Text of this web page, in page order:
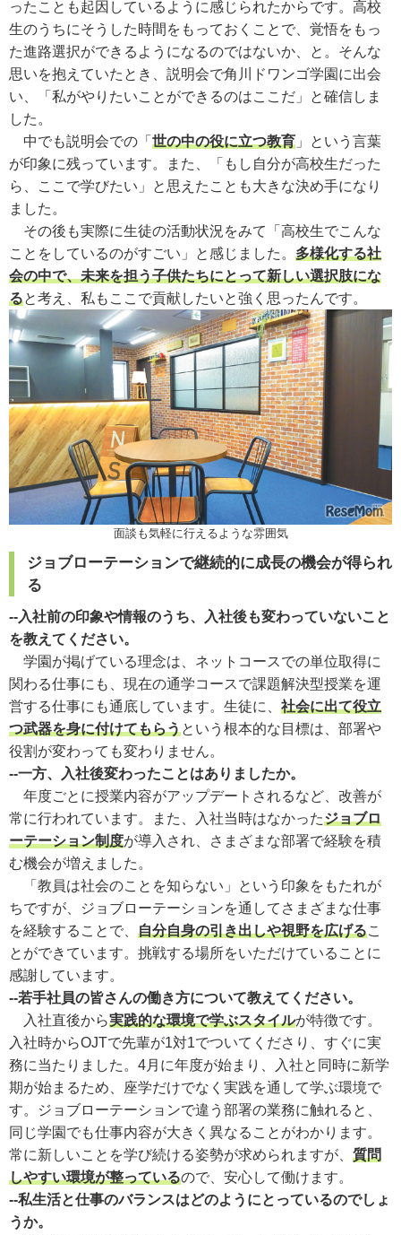
ったことも起因しているように感じられたからです。高校
生のうちにそうした時間をもっておくことで、覚悟をもっ
た進路選択ができるようになるのではないか、と。そんな
思いを抱えていたとき、説明会で角川ドワンゴ学園に出会
い、「私がやりたいことができるのはここだ」と確信しま
した。
中でも説明会での「 世の中の役に立つ教育 」という言葉
が印象に残っています。また、「もし自分が高校生だった
ら、ここで学びたい」と思えたことも大きな決め手になり
ました。
その後も実際に生徒の活動状況をみて「高校生でこんな
ことをしているのがすごい」と感じました。 多様化する社
会の中で、未来を担う子供たちにとって新しい選択肢にな
ると考え、私もここで貢献したいと強く思ったんです。
面談も気軽に行えるような雰囲気
ジョブローテーションで継続的に成長の機会が得られ
る
--入社前の印象や情報のうち、入社後も変わっていないこと
を教えてください。
学園が掲げている理念は、ネットコースでの単位取得に
関わる仕事にも、現在の通学コースで課題解決型授業を運
営する仕事にも通底しています。生徒に、 社会に出て役立
つ武器を身に付けてもらうという根本的な目標は、部署や
役割が変わっても変わりません。
--一方、入社後変わったことはありましたか。
年度ごとに授業内容がアップデートされるなど、改善が
常に行われています。また、入社当時はなかったジョブロ
ーテーション制度が導入され、さまざまな部署で経験を積
む機会が増えました。
「教員は社会のことを知らない」という印象をもたれが
ちですが、ジョブローテーションを通してさまざまな仕事
を経験することで、 自分自身の引き出しや視野を広げるこ
とができています。挑戦する場所をいただけていることに
感謝しています。
--若手社員の皆さんの働き方について教えてください。
入社直後から実践的な環境で学ぶスタイルが特徴です。
入社時からOJTで先輩が1対1でついてくださり、すぐに実
務に当たりました。4月に年度が始まり、入社と同時に新学
期が始まるため、座学だけでなく実践を通して学ぶ環境で
す。ジョブローテーションで違う部署の業務に触れると、
同じ学園でも仕事内容が大きく異なることがわかります。
常に新しいことを学び続ける姿勢が求められますが、 質問
しやすい環境が整っているので、安心して働けます。
--私生活と仕事のバランスはどのようにとっているのでしょ
うか。